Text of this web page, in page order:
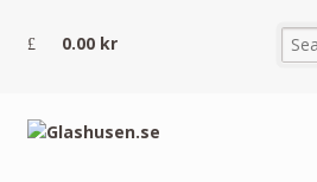
0.00 kr